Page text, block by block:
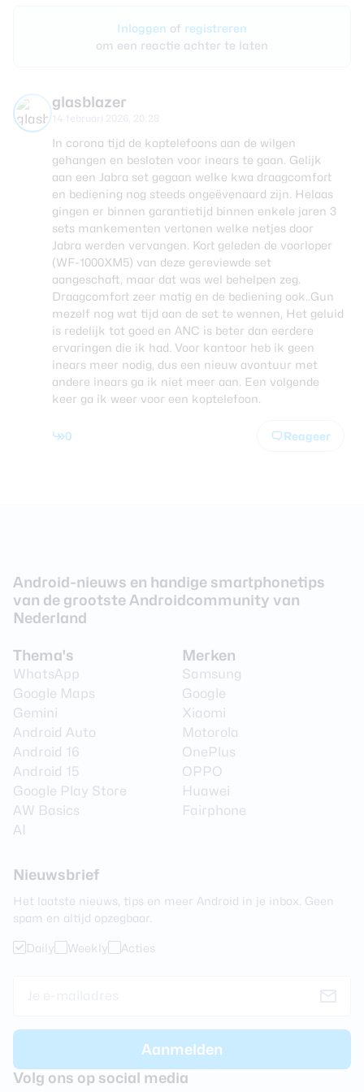
Inloggen of registreren
om een reactie achter te laten
glasblazer
In corona tijd de koptelefoons aan de wilgen
gehangen en besloten voor inears te gaan. Gelijk
aan een Jabra set gegaan welke kwa draagcomfort
en bediening nog steeds ongeëvenaard zijn. Helaas
gingen er binnen garantietijd binnen enkele jaren 3
sets mankementen vertonen welke netjes door
Jabra werden vervangen. Kort geleden de voorloper
(WF-1000XM5) van deze gereviewde set
aangeschaft, maar dat was wel behelpen zeg.
Draagcomfort zeer matig en de bediening ook..Gun
mezelf nog wat tijd aan de set te wennen, Het geluid
is redelijk tot goed en ANC is beter dan eerdere
ervaringen die ik had. Voor kantoor heb ik geen
inears meer nodig, dus een nieuw avontuur met
andere inears ga ik niet meer aan. Een volgende
keer ga ik weer voor een koptelefoon.
0 Reageer
Android-nieuws en handige smartphonetips
van de grootste Androidcommunity van
Nederland
Thema's
WhatsApp
Google Maps
Gemini
Android Auto
Android 16
Android 15
Google Play Store
AW Basics
AI
Merken
Samsung
Google
Xiaomi
Motorola
OnePlus
OPPO
Huawei
Fairphone
Nieuwsbrief
Het laatste nieuws, tips en meer Android in je inbox. Geen
spam en altijd opzegbaar.
Daily Weekly Acties
Volg ons op social media